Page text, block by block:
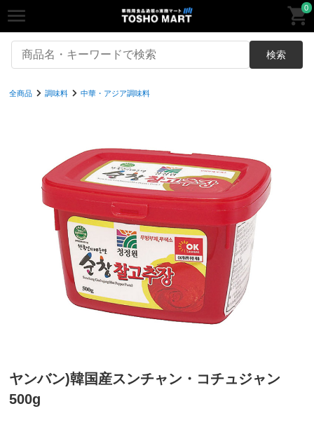
0
検索
全商品 調味料 中華・アジア調味料
ヤンバン)韓国産スンチャン・コチュジャン
500g